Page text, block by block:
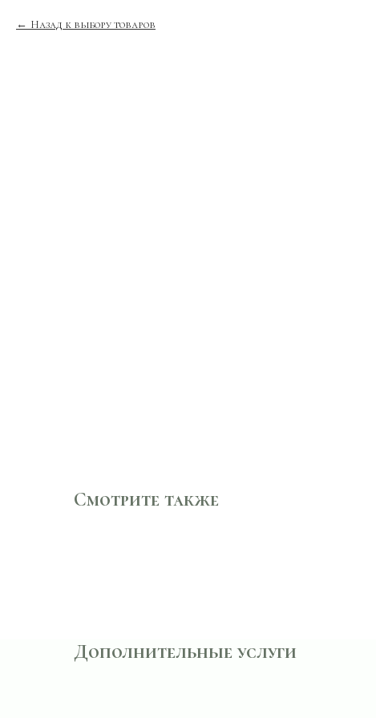
Назад к выбору товаров
Смотрите также
Дополнительные услуги